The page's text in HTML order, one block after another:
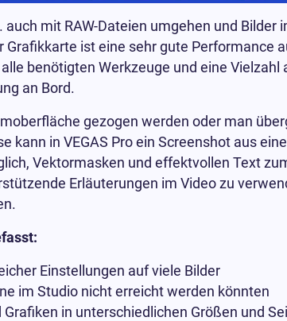
mit RAW-Dateien umgehen und Bilder
ist eine sehr gute Performance
benötigten Werkzeuge und eine
an Bord.
gezogen werden oder man
kann in VEGAS Pro ein Screenshot aus
Vektormasken und effektvollen Text
Erläuterungen im Video zu
Einstellungen auf viele Bilder
im Studio nicht erreicht werden könnten
in unterschiedlichen Größen und